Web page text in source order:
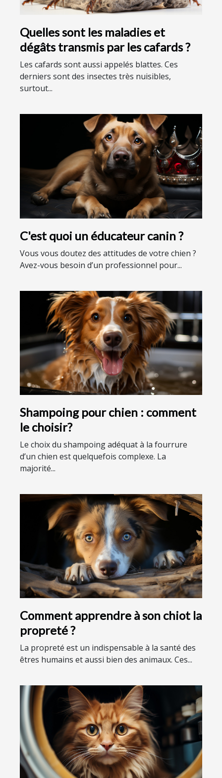
Quelles sont les maladies et
dégâts transmis par les cafards ?
Les cafards sont aussi appelés blattes. Ces
derniers sont des insectes très nuisibles,
surtout...
C'est quoi un éducateur canin ?
Vous vous doutez des attitudes de votre chien ?
Avez-vous besoin d’un professionnel pour...
Shampoing pour chien : comment
le choisir?
Le choix du shampoing adéquat à la fourrure
d’un chien est quelquefois complexe. La
majorité...
Comment apprendre à son chiot la
propreté ?
La propreté est un indispensable à la santé des
êtres humains et aussi bien des animaux. Ces...